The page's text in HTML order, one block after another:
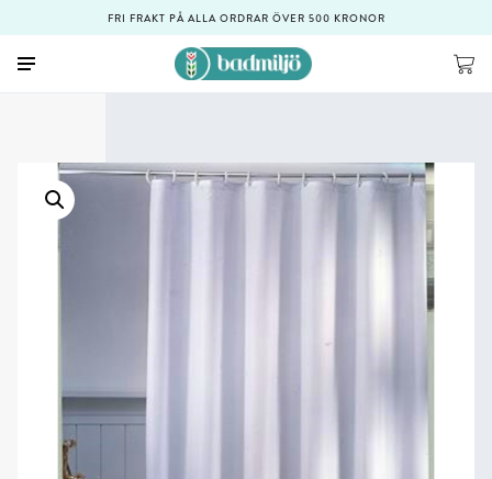
FRI FRAKT PÅ ALLA ORDRAR ÖVER 500 KRONOR